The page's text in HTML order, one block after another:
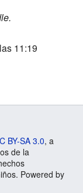
11:19
BY-SA 3.0, a
de la
Powered by